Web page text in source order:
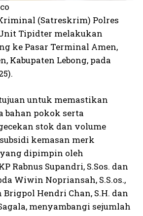
(Satreskrim) Polres
Tipidter melakukan
ke Pasar Terminal Amen,
Kabupaten Lebong, pada
untuk memastikan
bahan pokok serta
stok dan volume
kemasan merk
dipimpin oleh
Rabnus Supandri, S.Sos. dan
Wiwin Nopriansah, S.S.os.,
Hendri Chan, S.H. dan
menyambangi sejumlah